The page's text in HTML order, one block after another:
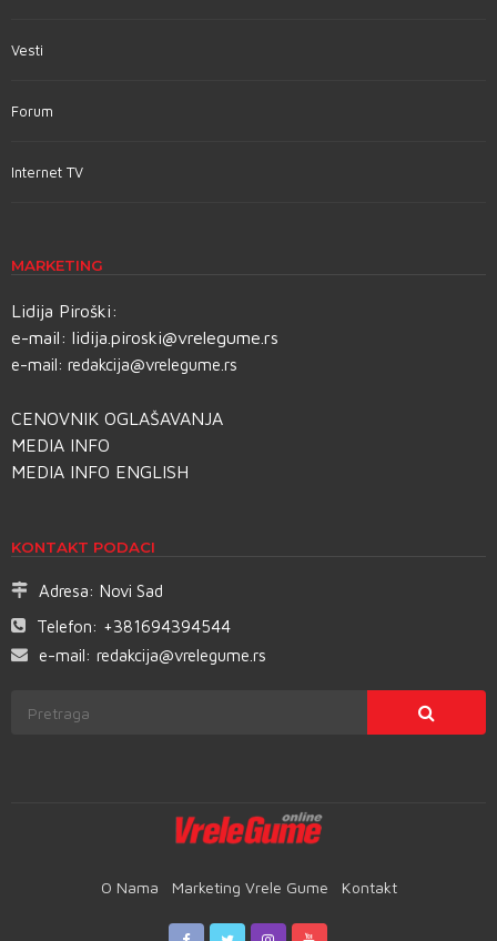
Vesti
Forum
Internet TV
MARKETING
Lidija Piroški:
e-mail: lidija.piroski@vrelegume.rs
e-mail: redakcija@vrelegume.rs
CENOVNIK OGLAŠAVANJA
MEDIA INFO
MEDIA INFO ENGLISH
KONTAKT PODACI
Adresa: Novi Sad
Telefon: +381694394544
e-mail: redakcija@vrelegume.rs
O Nama Marketing Vrele Gume Kontakt